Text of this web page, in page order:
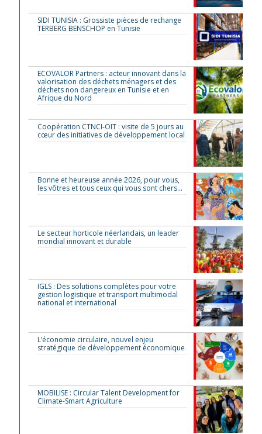
SIDI TUNISIA : Grossiste pièces de rechange
TERBERG BENSCHOP en Tunisie
ECOVALOR Partners : acteur innovant dans la
valorisation des déchets ménagers et des
déchets non dangereux en Tunisie et en
Afrique du Nord
Coopération CTNCI-OIT : visite de 5 jours au
cœur des initiatives de développement local
Bonne et heureuse année 2026, pour vous,
les vôtres et tous ceux qui vous sont chers…
Le secteur horticole néerlandais, un leader
mondial innovant et durable
IGLS : Des solutions complètes pour votre
gestion logistique et transport multimodal
national et international
L’économie circulaire, nouvel enjeu
stratégique de développement économique
MOBILISE : Circular Talent Development for
Climate-Smart Agriculture